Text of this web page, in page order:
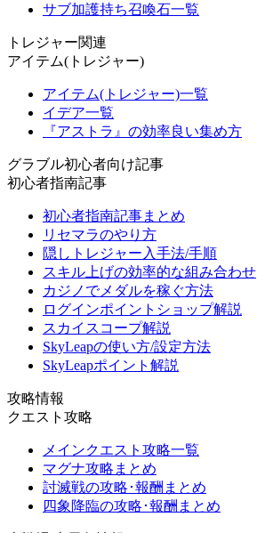
サブ加護持ち召喚石一覧
トレジャー関連
アイテム(トレジャー)
アイテム(トレジャー)一覧
イデア一覧
『アストラ』の効率良い集め方
グラブル初心者向け記事
初心者指南記事
初心者指南記事まとめ
リセマラのやり方
隠しトレジャー入手法/手順
スキル上げの効率的な組み合わせ
カジノでメダルを稼ぐ方法
ログインポイントショップ解説
スカイスコープ解説
SkyLeapの使い方/設定方法
SkyLeapポイント解説
攻略情報
クエスト攻略
メインクエスト攻略一覧
マグナ攻略まとめ
討滅戦の攻略･報酬まとめ
四象降臨の攻略･報酬まとめ